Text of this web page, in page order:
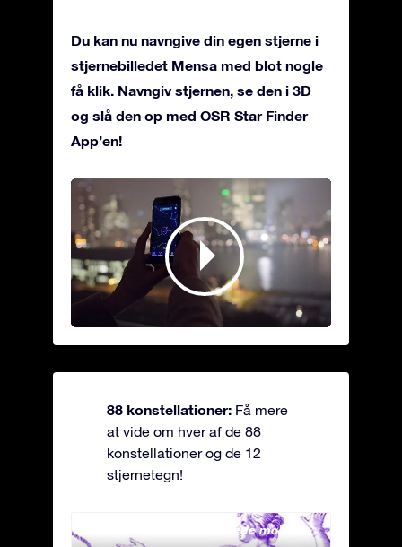
Du kan nu navngive din egen stjerne i
stjernebilledet Mensa med blot nogle
få klik. Navngiv stjernen, se den i 3D
og slå den op med OSR Star Finder
App’en!
88 konstellationer: Få mere
at vide om hver af de 88
konstellationer og de 12
stjernetegn!
Andromeda - Den lænkede mø